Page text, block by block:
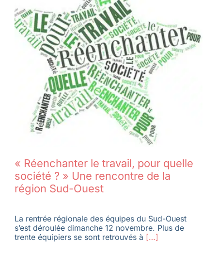
Membres
L’actu
Nous soutenir
La revue Responsables
« Réenchanter le travail, pour quelle
société ? » Une rencontre de la
région Sud-Ouest
La rentrée régionale des équipes du Sud-Ouest
s’est déroulée dimanche 12 novembre. Plus de
trente équipiers se sont retrouvés à […]